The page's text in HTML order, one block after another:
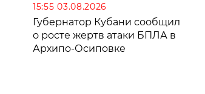
15:55 03.08.2026
Губернатор Кубани сообщил
о росте жертв атаки БПЛА в
Архипо-Осиповке